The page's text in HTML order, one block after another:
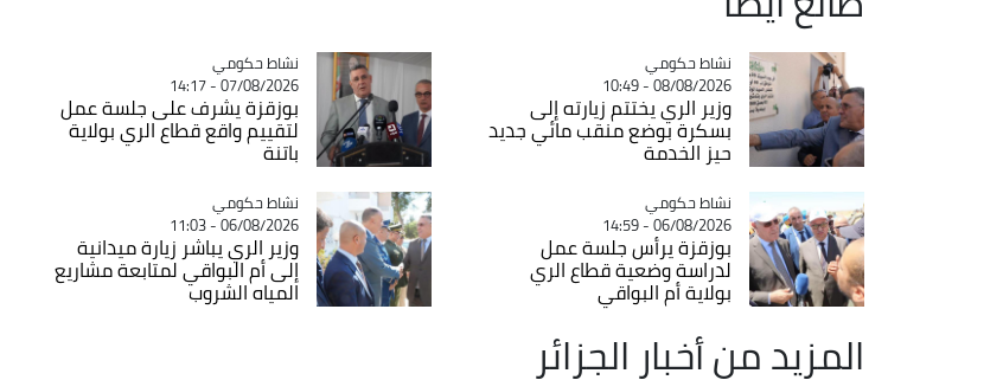
Catégorie
نشاط حكومي
08/08/2026 - 10:49
وزير الري يختتم زيارته إلى
بسكرة بوضع منقب مائي جديد
حيز الخدمة
Catégorie
نشاط حكومي
07/08/2026 - 14:17
بوزقزة يشرف على جلسة عمل
لتقييم واقع قطاع الري بولاية
باتنة
Catégorie
نشاط حكومي
06/08/2026 - 14:59
بوزقزة يرأس جلسة عمل
لدراسة وضعية قطاع الري
بولاية أم البواقي
Catégorie
نشاط حكومي
06/08/2026 - 11:03
وزير الري يباشر زيارة ميدانية
إلى أم البواقي لمتابعة مشاريع
المياه الشروب
المزيد من أخبار الجزائر